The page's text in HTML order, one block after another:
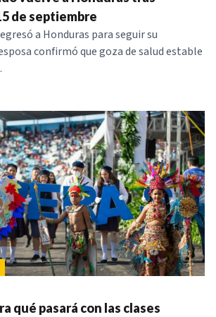
NOTICIAS
SERIES
de septiembre
a Honduras para seguir su
confirmó que goza de salud estable
qué pasará con las clases